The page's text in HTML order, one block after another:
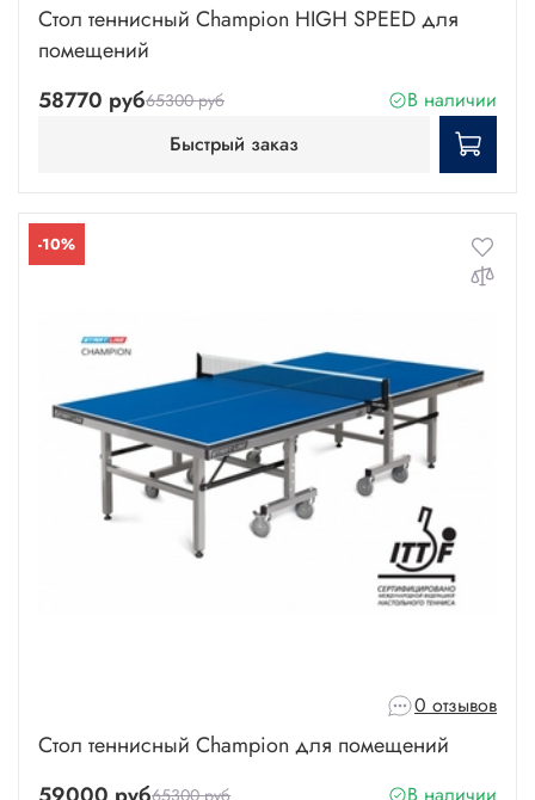
Стол теннисный Champion HIGH SPEED для
помещений
58770 руб65300 руб
В наличии
Быстрый заказ
-10%
0 отзывов
Стол теннисный Champion для помещений
65300 руб